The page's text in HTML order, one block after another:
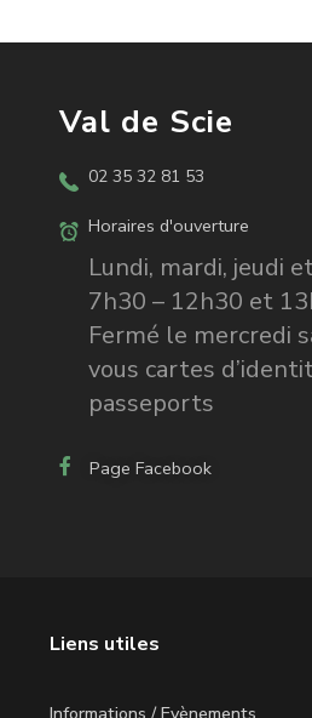
Val de Scie
02 35 32 81 53
Horaires d'ouverture
Lundi, mardi, jeudi
7h30 – 12h30 et
Fermé le mercredi
vous cartes
passeports
Page Facebook
Liens utiles